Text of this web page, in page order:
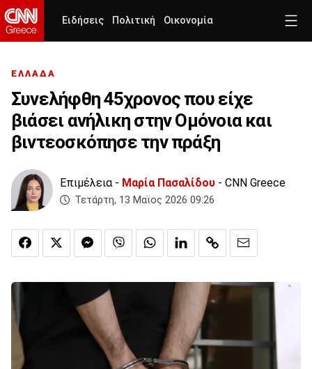
Ειδήσεις Πολιτική Οικονομία
ΕΛΛΑΔΑ
Συνελήφθη 45χρονος που είχε
βιάσει ανήλικη στην Ομόνοια και
βιντεοσκόπησε την πράξη
Επιμέλεια - Μαρία Πασαλίδου - CNN Greece
Τετάρτη, 13 Μαϊος 2026 09:26